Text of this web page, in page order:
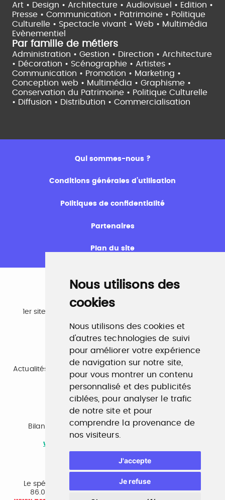
Nous utilisons des
cookies
Nous utilisons des cookies et
d'autres technologies de suivi
pour améliorer votre expérience
de navigation sur notre site,
pour vous montrer un contenu
personnalisé et des publicités
ciblées, pour analyser le trafic
de notre site et pour
comprendre la provenance de
nos visiteurs.
J'accepte
Je refuse
Art • Design • Architecture • Audiovisuel • Edition •
Presse • Communication • Patrimoine • Politique
Culturelle • Spectacle vivant • Web • Multimédia
Evènementiel
Par famille de métiers
Administration • Gestion • Direction • Architecture
• Décoration • Scénographie • Artistes •
Communication • Promotion • Marketing •
Conception web • Multimédia • Graphisme •
Conservation du Patrimoine • Politique Culturelle
• Diffusion • Distribution • Commercialisation
Qui sommes-nous ?
Conditions générales d’utilisation
Politiques de confidentialité
Partenaires
Plan du site
Emploi
1er site emploi du secteur culturel 784.000 visites et
www.profilculture.com
Formation
Actualités, guide et annuaire des formations aux métiers
de la culture.
www.profilculture-formation.com
Accompagnement professionnel
Bilan de compétences, coaching, techniques de
recherche d'emploi, entretien conseil.
www.profilculture-competences.com
Le spécialiste du secteur culturel, une cvthèque de
86.000 CV et réseau unique de professionnels.